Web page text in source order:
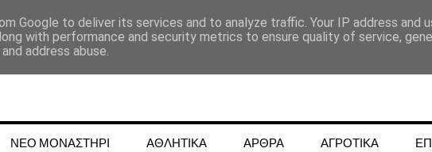
ΝΕΟ ΜΟΝΑΣΤΗΡΙ ΑΘΛΗΤΙΚΑ ΑΡΘΡΑ ΑΓΡΟΤΙΚΑ
Google to deliver its services and to analyze traffic. Your IP address and
with performance and security metrics to ensure quality of service,
address abuse.